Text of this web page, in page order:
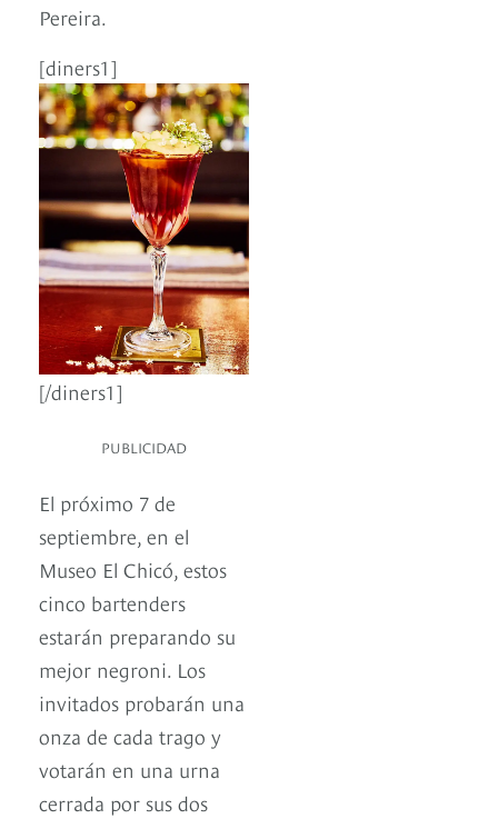
Pereira.
[diners1]
[/diners1]
PUBLICIDAD
El próximo 7 de
septiembre, en el
Museo El Chicó, estos
cinco bartenders
estarán preparando su
mejor negroni. Los
invitados probarán una
onza de cada trago y
votarán en una urna
cerrada por sus dos